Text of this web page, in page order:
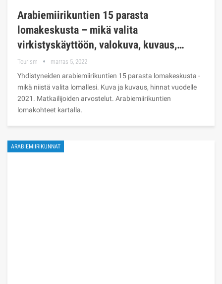
Arabiemiirikuntien 15 parasta
lomakeskusta – mikä valita
virkistyskäyttöön, valokuva, kuvaus,…
Tourism marras 5, 2022
Yhdistyneiden arabiemiirikuntien 15 parasta lomakeskusta -
mikä niistä valita lomallesi. Kuva ja kuvaus, hinnat vuodelle
2021. Matkailijoiden arvostelut. Arabiemiirikuntien
lomakohteet kartalla.
ARABIEMIIRIKUNNAT